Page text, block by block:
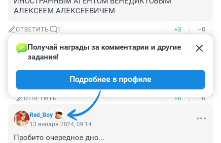
АЛЕКСЕЕМ АЛЕКСЕЕВИЧЕМ
ОТВЕТИТЬ 1 +3 –0
Гость
14 января 2024, 15:15
Это очень харашо для волгоградской народной
ОТВЕТИТЬ +0 –0
Red_Boy
Получай награды за комментарии и другие
задания!
Подробнее в профиле
13 января 2024, 09:14
Пробито очередное дно...